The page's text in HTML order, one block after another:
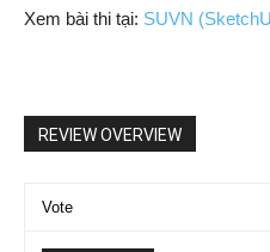
Xem bài thi tại: SUVN
REVIEW OVERVIEW
Vote